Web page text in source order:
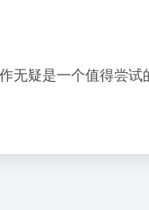
无疑是一个值得尝